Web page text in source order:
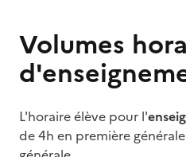
Volumes
L'horaire élève pour l'
de 4h en première